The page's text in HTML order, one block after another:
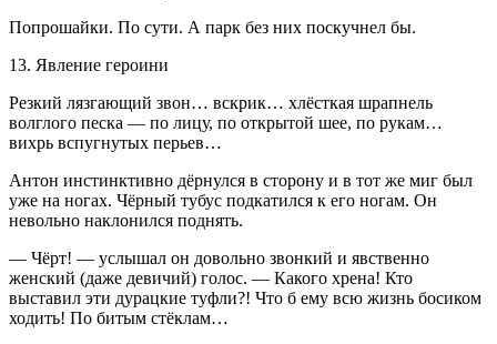
Попрошайки. По сути. А парк без них поскучнел бы.
13. Явление героини
Резкий лязгающий звон… вскрик… хлёсткая шрапнель
волглого песка — по лицу, по открытой шее, по рукам…
вихрь вспугнутых перьев…
Антон инстинктивно дёрнулся в сторону и в тот же миг был
уже на ногах. Чёрный тубус подкатился к его ногам. Он
невольно наклонился поднять.
— Чёрт! — услышал он довольно звонкий и явственно
женский (даже девичий) голос. — Какого хрена! Кто
выставил эти дурацкие туфли?! Что б ему всю жизнь босиком
ходить! По битым стёклам…